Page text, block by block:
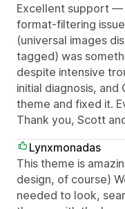
Excellent support —
format-filtering
(universal images
tagged) was
despite intensive
initial diagnosis, and
theme and fixed it.
Thank you, Scott
Lynxmonadas
This theme is
design, of course)
needed to look,